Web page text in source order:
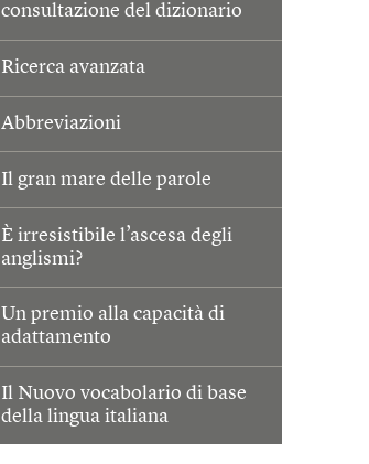
consultazione del dizionario
Ricerca avanzata
Abbreviazioni
Il gran mare delle parole
È irresistibile l’ascesa degli
anglismi?
Un premio alla capacità di
adattamento
Il Nuovo vocabolario di base
della lingua italiana